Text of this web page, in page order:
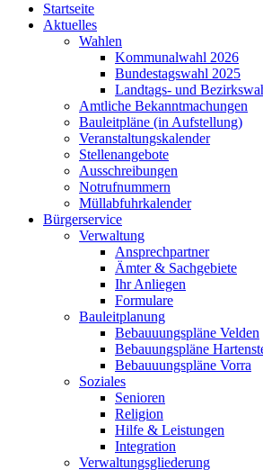
Startseite
Aktuelles
Wahlen
Kommunalwahl 2026
Bundestagswahl 2025
Landtags- und
Amtliche Bekanntmachungen
Bauleitpläne (in Aufstellung)
Veranstaltungskalender
Stellenangebote
Ausschreibungen
Notrufnummern
Müllabfuhrkalender
Bürgerservice
Verwaltung
Ansprechpartner
Ämter & Sachgebiete
Ihr Anliegen
Formulare
Bauleitplanung
Bebauuungspläne Velden
Bebauungspläne
Bebauuungspläne Vorra
Soziales
Senioren
Religion
Hilfe & Leistungen
Integration
Verwaltungsgliederung